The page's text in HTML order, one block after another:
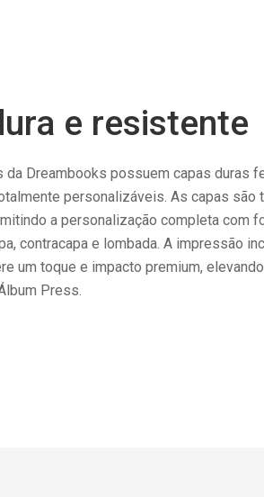
e resistente
da Dreambooks possuem capas duras
personalizáveis. As capas são
a personalização completa com
contracapa e lombada. A impressão
um toque e impacto premium,
Press.